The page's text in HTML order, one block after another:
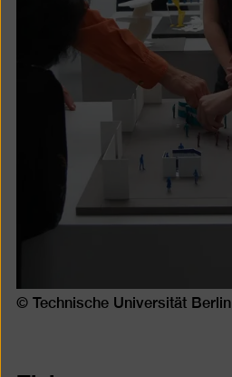
© Technische Universität Berlin